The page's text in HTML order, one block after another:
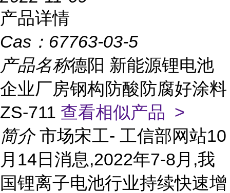
产品详情
Cas： 67763-03-5
产品名称德阳 新能源锂电池
企业厂房钢构防酸防腐好涂料
ZS-711 查看相似产品 >
简介 市场宋工- 工信部网站10
月14日消息,2022年7-8月,我
国锂离子电池行业持续快速增